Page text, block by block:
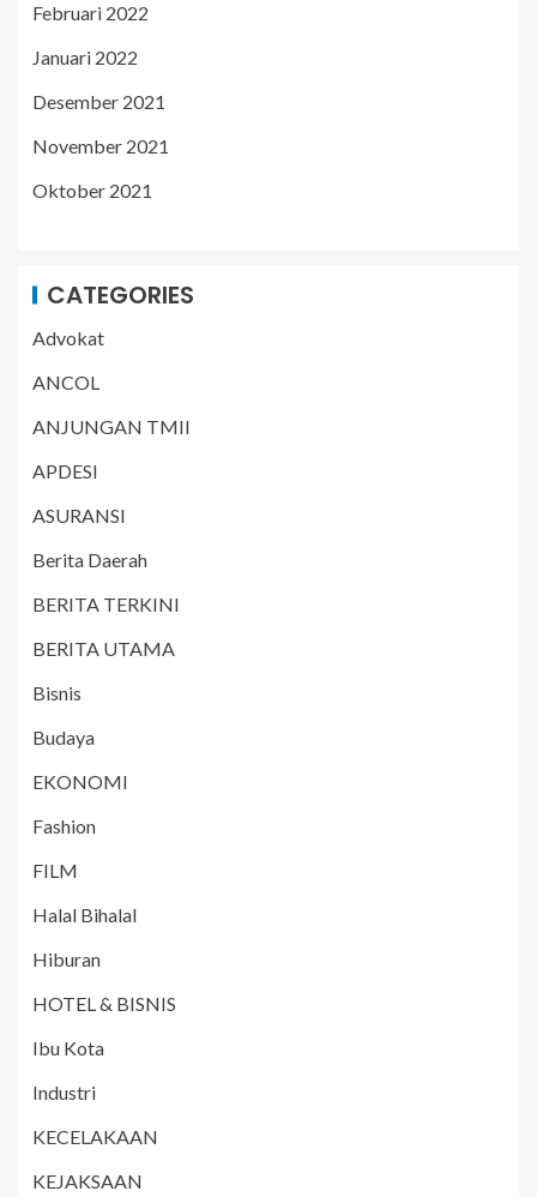
Februari 2022
Januari 2022
Desember 2021
November 2021
Oktober 2021
CATEGORIES
Advokat
ANCOL
ANJUNGAN TMII
APDESI
ASURANSI
Berita Daerah
BERITA TERKINI
BERITA UTAMA
Bisnis
Budaya
EKONOMI
Fashion
FILM
Halal Bihalal
Hiburan
HOTEL & BISNIS
Ibu Kota
Industri
KECELAKAAN
KEJAKSAAN